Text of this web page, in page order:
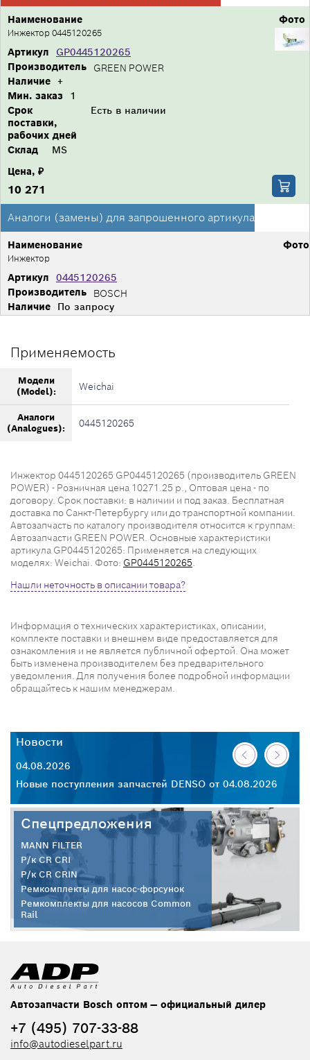
Фото
Производитель GREEN POWER
Артикул GP0445120265
Наименование
Инжектор 0445120265
Наличие +
Мин. заказ
1
Срок
поставки,
рабочих дней
Есть в наличии
Склад
MS
Цена, ₽
10 271
Аналоги (замены) для запрошенного артикула
Фото
Производитель BOSCH
Артикул 0445120265
Наименование
Инжектор
Наличие По запросу
Применяемость
Модели
(Model):
Weichai
Аналоги
(Analogues):
0445120265
Инжектор 0445120265 GP0445120265 (производитель GREEN
POWER) - Розничная цена 10271.25 р., Оптовая цена - по
договору. Срок поставки: в наличии и под заказ. Бесплатная
доставка по Санкт-Петербургу или до транспортной компании.
Автозапчасть по каталогу производителя относится к группам:
Автозапчасти GREEN POWER. Основные характеристики
артикула GP0445120265: Применяется на следующих
моделях: Weichai. Фото: GP0445120265.
Нашли неточность в описании товара?
Информация о технических характеристиках, описании,
комплекте поставки и внешнем виде предоставляется для
ознакомления и не является публичной офертой. Она может
быть изменена производителем без предварительного
уведомления. Для получения более подробной информации
обращайтесь к нашим менеджерам.
Новости
04.08.2026
Новые поступления запчастей DENSO от 04.08.2026
Спецпредложения
MANN FILTER
Р/к CR CRI
Р/к CR CRIN
Ремкомплекты для насос-форсунок
Ремкомплекты для насосов Common
Rail
Автозапчасти Bosch оптом — официальный дилер
+7 (495) 707-33-88
info@autodieselpart.ru